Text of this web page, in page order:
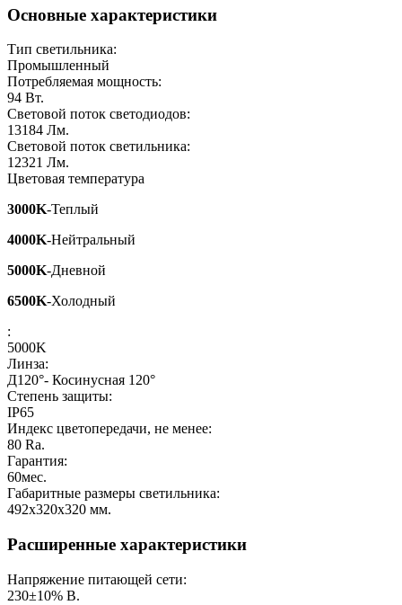
Основные характеристики
Тип светильника:
Промышленный
Потребляемая мощность:
94 Вт.
Световой поток светодиодов:
13184 Лм.
Световой поток светильника:
12321 Лм.
Цветовая температура
3000K-Теплый
4000K-Нейтральный
5000K-Дневной
6500K-Холодный
:
5000K
Линза:
Д120°- Косинусная 120°
Степень защиты:
IP65
Индекс цветопередачи, не менее:
80 Ra.
Гарантия:
60мес.
Габаритные размеры светильника:
492х320х320 мм.
Расширенные характеристики
Напряжение питающей сети:
230±10% В.